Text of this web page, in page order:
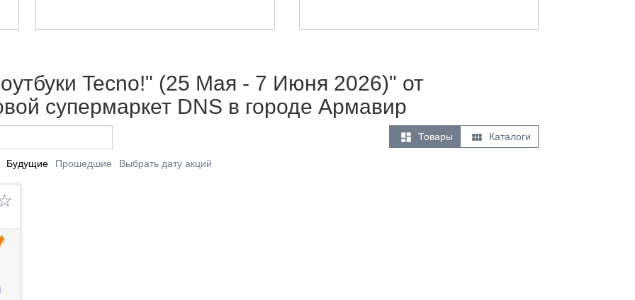
Tecno!" (25 Мая - 7 Июня 2026)" от
супермаркет DNS в городе Армавир
 Товары  Каталоги
Будущие Прошедшие Выбрать дату акций